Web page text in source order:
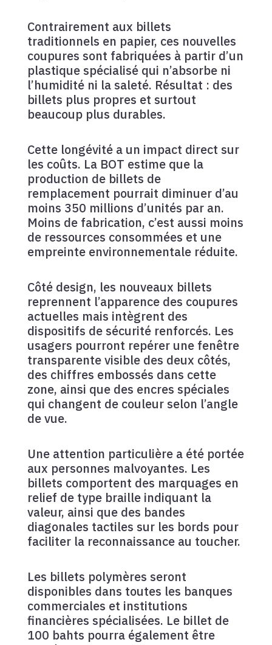
Contrairement aux billets
traditionnels en papier, ces nouvelles
coupures sont fabriquées à partir d’un
plastique spécialisé qui n’absorbe ni
l’humidité ni la saleté. Résultat : des
billets plus propres et surtout
beaucoup plus durables.
Cette longévité a un impact direct sur
les coûts. La BOT estime que la
production de billets de
remplacement pourrait diminuer d’au
moins 350 millions d’unités par an.
Moins de fabrication, c’est aussi moins
de ressources consommées et une
empreinte environnementale réduite.
Côté design, les nouveaux billets
reprennent l’apparence des coupures
actuelles mais intègrent des
dispositifs de sécurité renforcés. Les
usagers pourront repérer une fenêtre
transparente visible des deux côtés,
des chiffres embossés dans cette
zone, ainsi que des encres spéciales
qui changent de couleur selon l’angle
de vue.
Une attention particulière a été portée
aux personnes malvoyantes. Les
billets comportent des marquages en
relief de type braille indiquant la
valeur, ainsi que des bandes
diagonales tactiles sur les bords pour
faciliter la reconnaissance au toucher.
Les billets polymères seront
disponibles dans toutes les banques
commerciales et institutions
financières spécialisées. Le billet de
100 bahts pourra également être